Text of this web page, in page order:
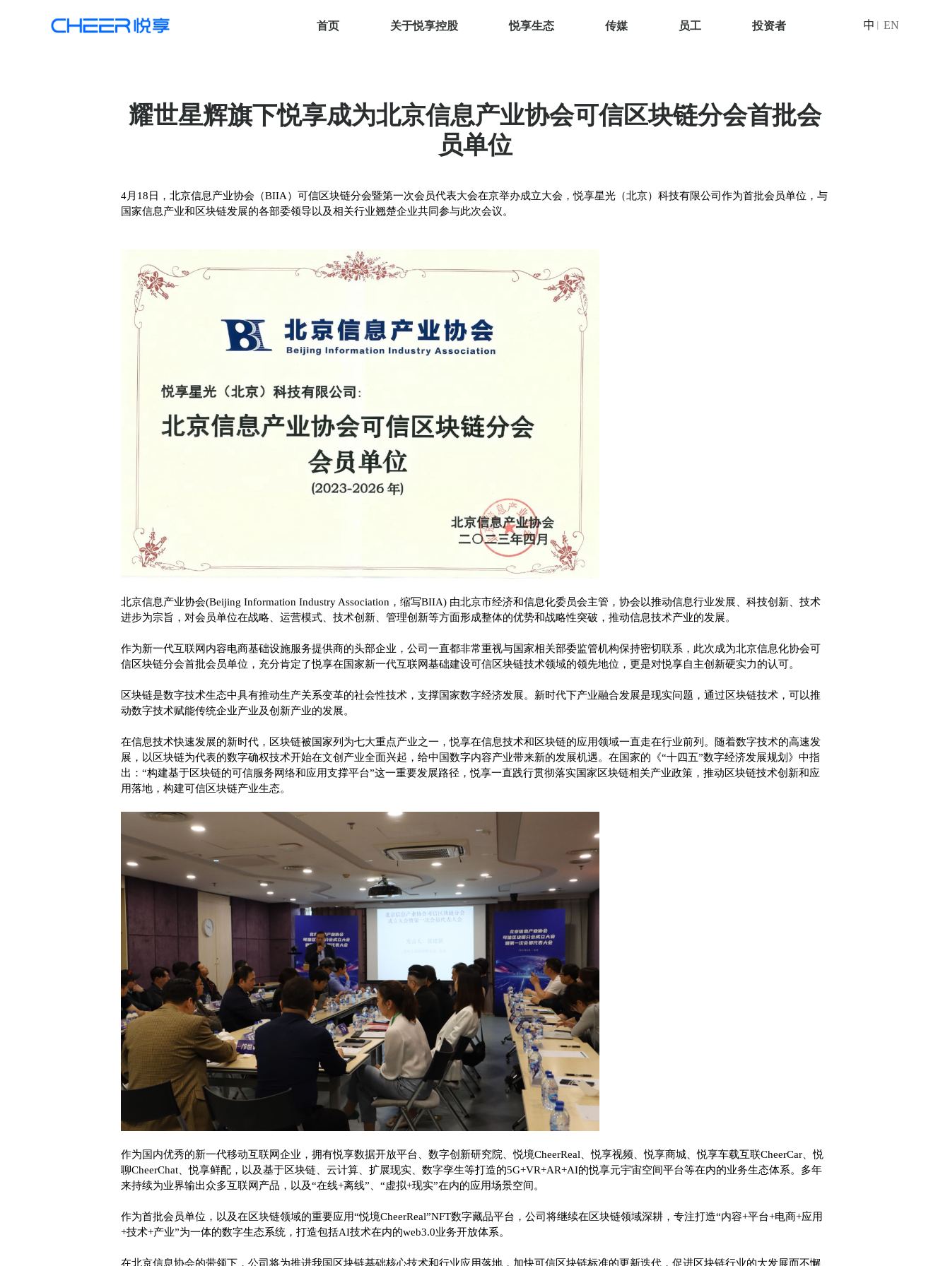
首页 关于悦享控股 悦享生态 传媒 员工 投资者 中 EN
耀世星辉旗下悦享成为北京信息产业协会可信区块链分会首批会
员单位
4月18日，北京信息产业协会（BIIA）可信区块链分会暨第一次会员代表大会在京举办成立大会，悦享星光（北京）科技有限公司作为首批会员单位，与
国家信息产业和区块链发展的各部委领导以及相关行业翘楚企业共同参与此次会议。
北京信息产业协会(Beijing Information Industry Association，缩写BIIA) 由北京市经济和信息化委员会主管，协会以推动信息行业发展、科技创新、技术
进步为宗旨，对会员单位在战略、运营模式、技术创新、管理创新等方面形成整体的优势和战略性突破，推动信息技术产业的发展。
作为新一代互联网内容电商基础设施服务提供商的头部企业，公司一直都非常重视与国家相关部委监管机构保持密切联系，此次成为北京信息化协会可
信区块链分会首批会员单位，充分肯定了悦享在国家新一代互联网基础建设可信区块链技术领域的领先地位，更是对悦享自主创新硬实力的认可。
区块链是数字技术生态中具有推动生产关系变革的社会性技术，支撑国家数字经济发展。新时代下产业融合发展是现实问题，通过区块链技术，可以推
动数字技术赋能传统企业产业及创新产业的发展。
在信息技术快速发展的新时代，区块链被国家列为七大重点产业之一，悦享在信息技术和区块链的应用领域一直走在行业前列。随着数字技术的高速发
展，以区块链为代表的数字确权技术开始在文创产业全面兴起，给中国数字内容产业带来新的发展机遇。在国家的《“十四五”数字经济发展规划》中指
出：“构建基于区块链的可信服务网络和应用支撑平台”这一重要发展路径，悦享一直践行贯彻落实国家区块链相关产业政策，推动区块链技术创新和应
用落地，构建可信区块链产业生态。
作为国内优秀的新一代移动互联网企业，拥有悦享数据开放平台、数字创新研究院、悦境CheerReal、悦享视频、悦享商城、悦享车载互联CheerCar、悦
聊CheerChat、悦享鲜配，以及基于区块链、云计算、扩展现实、数字孪生等打造的5G+VR+AR+AI的悦享元宇宙空间平台等在内的业务生态体系。多年
来持续为业界输出众多互联网产品，以及“在线+离线”、“虚拟+现实”在内的应用场景空间。
作为首批会员单位，以及在区块链领域的重要应用“悦境CheerReal”NFT数字藏品平台，公司将继续在区块链领域深耕，专注打造“内容+平台+电商+应用
+技术+产业”为一体的数字生态系统，打造包括AI技术在内的web3.0业务开放体系。
在北京信息协会的带领下，公司将为推进我国区块链基础核心技术和行业应用落地，加快可信区块链标准的更新迭代，促进区块链行业的大发展而不懈